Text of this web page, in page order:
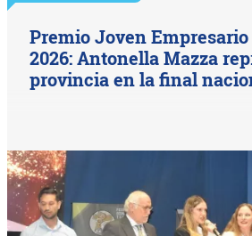
Premio Joven
2026: Antonella Mazza
provincia en la final